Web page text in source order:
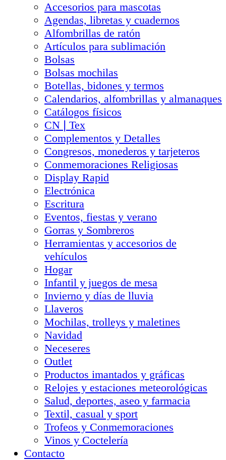
Accesorios para mascotas
Agendas, libretas y cuadernos
Alfombrillas de ratón
Artículos para sublimación
Bolsas
Bolsas mochilas
Botellas, bidones y termos
Calendarios, alfombrillas y almanaques
Catálogos físicos
CN❘Tex
Complementos y Detalles
Congresos, monederos y tarjeteros
Conmemoraciones Religiosas
Display Rapid
Electrónica
Escritura
Eventos, fiestas y verano
Gorras y Sombreros
Herramientas y accesorios de
vehículos
Hogar
Infantil y juegos de mesa
Invierno y días de lluvia
Llaveros
Mochilas, trolleys y maletines
Navidad
Neceseres
Outlet
Productos imantados y gráficas
Relojes y estaciones meteorológicas
Salud, deportes, aseo y farmacia
Textil, casual y sport
Trofeos y Conmemoraciones
Vinos y Coctelería
Contacto